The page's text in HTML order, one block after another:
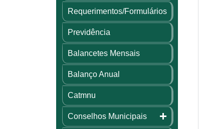
Requerimentos/Formulários
Previdência
Balancetes Mensais
Balanço Anual
Catmnu
Conselhos Municipais